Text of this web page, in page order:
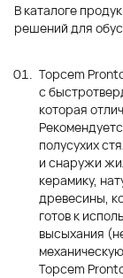
В каталоге
решений для
Topcem
с
которая
полусухих
и снаружи
керамику,
древесины,
готов к
высыхания
Topcem